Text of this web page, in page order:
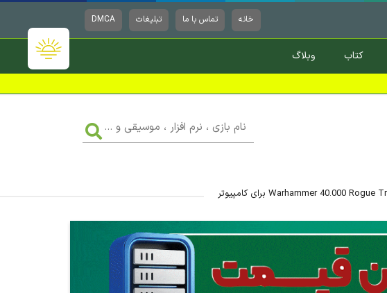
خانه تماس با ما تبلیغات DMCA
کتاب وبلاگ
بازی
،
موسیقی